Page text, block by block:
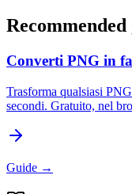
Recommended
Converti PNG in
Trasforma qualsiasi
secondi. Gratuito, nel
Guide →